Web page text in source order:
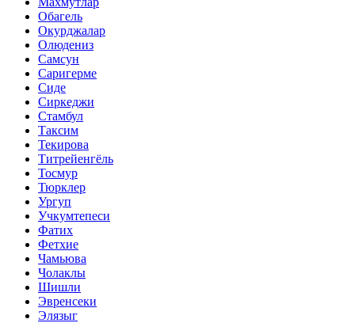
Обагель
Окурджалар
Олюдениз
Самсун
Саригерме
Сиде
Сиркеджи
Стамбул
Таксим
Текирова
Титрейенгёль
Тосмур
Тюрклер
Ургуп
Учкумтепеси
Фатих
Фетхие
Чамьюва
Чолаклы
Шишли
Эвренсеки
Элязыг